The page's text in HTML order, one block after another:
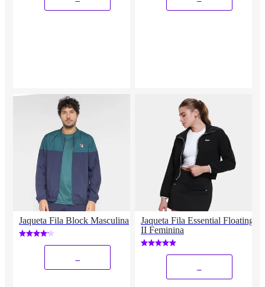
Jaqueta Fila Block Masculina
Jaqueta Fila Essential Floating
II Feminina